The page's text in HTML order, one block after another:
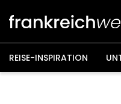
Inhalt
REISE-INSPIRATION